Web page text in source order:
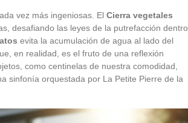
vez más ingeniosas. El Cierra vegetales
desafiando las leyes de la putrefacción dentro
evita la acumulación de agua al lado del
en realidad, es el fruto de una reflexión
como centinelas de nuestra comodidad,
sinfonía orquestada por La Petite Pierre de la